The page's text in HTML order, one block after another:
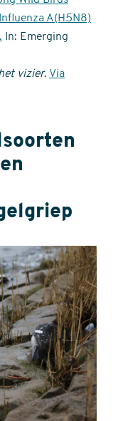
A(H5N8)
In: Emerging
vizier. Via